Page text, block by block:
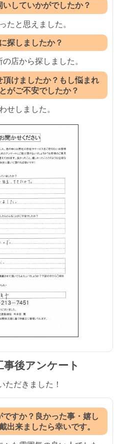
していかがでしたか？
たと思えました。
探しましたか？
店から探しました。
けましたか？もし悩まれ
がご不安でしたか？
せしました。
後アンケート
ただきました！
すか？良かった事・嬉し
出来ましたら幸いです。